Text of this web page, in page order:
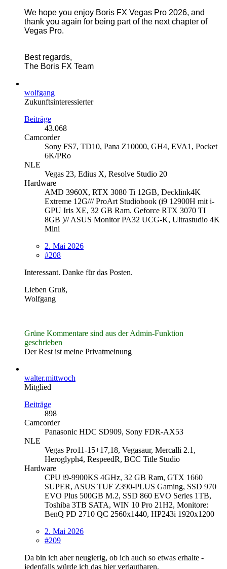
We hope you enjoy Boris FX Vegas Pro 2026, and
thank you again for being part of the next chapter of
Vegas Pro.
Best regards,
The Boris FX Team
wolfgang
Zukunftsinteressierter
Beiträge
43.068
Camcorder
Sony FS7, TD10, Pana Z10000, GH4, EVA1, Pocket
6K/PRo
NLE
Vegas 23, Edius X, Resolve Studio 20
Hardware
AMD 3960X, RTX 3080 Ti 12GB, Decklink4K
Extreme 12G/// ProArt Studiobook (i9 12900H mit i-
GPU Iris XE, 32 GB Ram. Geforce RTX 3070 TI
8GB )// ASUS Monitor PA32 UCG-K, Ultrastudio 4K
Mini
2. Mai 2026
#208
Interessant. Danke für das Posten.
Lieben Gruß,
Wolfgang
Grüne Kommentare sind aus der Admin-Funktion
geschrieben
Der Rest ist meine Privatmeinung
walter.mittwoch
Mitglied
Beiträge
898
Camcorder
Panasonic HDC SD909, Sony FDR-AX53
NLE
Vegas Pro11-15+17,18, Vegasaur, Mercalli 2.1,
Heroglyph4, RespeedR, BCC Title Studio
Hardware
CPU i9-9900KS 4GHz, 32 GB Ram, GTX 1660
SUPER, ASUS TUF Z390-PLUS Gaming, SSD 970
EVO Plus 500GB M.2, SSD 860 EVO Series 1TB,
Toshiba 3TB SATA, WIN 10 Pro 21H2, Monitore:
BenQ PD 2710 QC 2560x1440, HP243i 1920x1200
2. Mai 2026
#209
Da bin ich aber neugierig, ob ich auch so etwas erhalte -
jedenfalls würde ich das hier verlautbaren.